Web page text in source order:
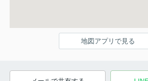
地図アプリで見る